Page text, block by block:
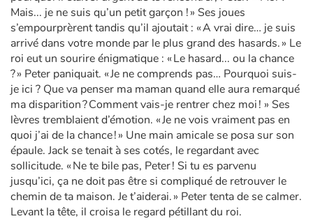
Mais... je ne suis qu’un petit garçon ! » Ses joues
s’empourprèrent tandis qu’il ajoutait : « A vrai dire… je suis
arrivé dans votre monde par le plus grand des hasards. » Le
roi eut un sourire énigmatique : « Le hasard... ou la chance
? » Peter paniquait. « Je ne comprends pas… Pourquoi suis-
je ici ? Que va penser ma maman quand elle aura remarqué
ma disparition ? Comment vais-je rentrer chez moi ! » Ses
lèvres tremblaient d’émotion. « Je ne vois vraiment pas en
quoi j’ai de la chance ! » Une main amicale se posa sur son
épaule. Jack se tenait à ses cotés, le regardant avec
sollicitude. « Ne te bile pas, Peter ! Si tu es parvenu
jusqu’ici, ça ne doit pas être si compliqué de retrouver le
chemin de ta maison. Je t’aiderai. » Peter tenta de se calmer.
Levant la tête, il croisa le regard pétillant du roi.